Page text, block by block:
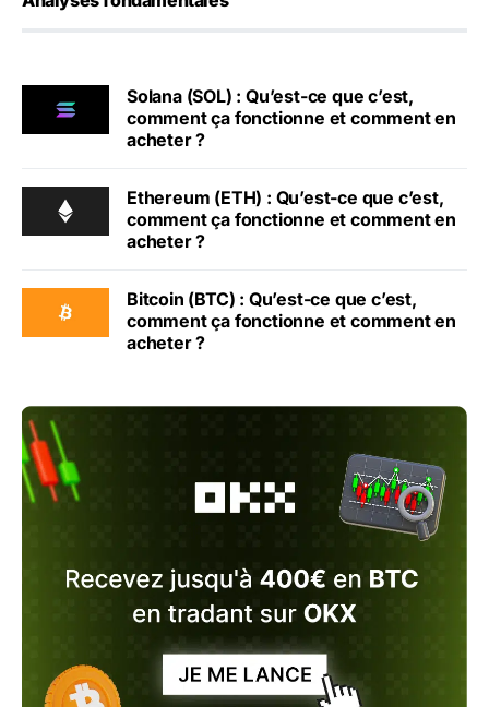
Solana (SOL) : Qu’est-ce que c’est,
comment ça fonctionne et comment en
acheter ?
Ethereum (ETH) : Qu’est-ce que c’est,
comment ça fonctionne et comment en
acheter ?
Bitcoin (BTC) : Qu’est-ce que c’est,
comment ça fonctionne et comment en
acheter ?